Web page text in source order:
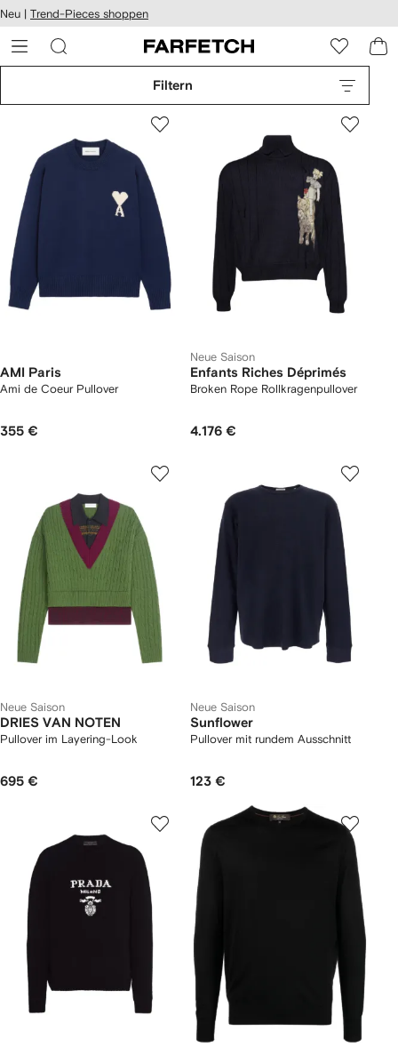
zum
Neu | Trend-Pieces shoppen
Filtern
AMI Paris
Ami de Coeur Pullover
355 €
Neue Saison
Enfants Riches Déprimés
Broken Rope Rollkragenpullover
4.176 €
Neue Saison
DRIES VAN NOTEN
Pullover im Layering-Look
695 €
Neue Saison
Sunflower
Pullover mit rundem Ausschnitt
123 €